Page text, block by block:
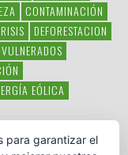
CONTAMINACIÓN
DEFORESTACION
EÓLICA
MÉXICO
para garantizar el